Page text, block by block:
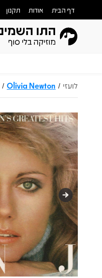
דף הבית אודות תקנון
לועזי /
Olivia Newton
/